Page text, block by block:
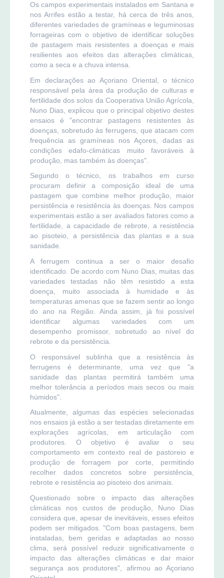
Os campos experimentais instalados em Santana e
nos Arrifes estão a testar, há cerca de três anos,
diferentes variedades de gramíneas e leguminosas
forrageiras com o objetivo de identificar soluções
de pastagem mais resistentes a doenças e mais
resilientes aos efeitos das alterações climáticas,
como a seca e a chuva intensa.
Em declarações ao Açoriano Oriental, o técnico
responsável pela área da produção de culturas e
fertilidade dos solos da Cooperativa União Agrícola,
Nuno Dias, explicou que o principal objetivo destes
ensaios é "encontrar pastagens resistentes às
doenças, sobretudo às ferrugens, que atacam com
frequência as gramíneas nos Açores, dadas as
condições edafo-climáticas muito favoráveis à
produção, mas também às doenças".
Segundo o técnico, os trabalhos em curso
procuram definir a composição ideal de uma
pastagem que combine melhor produção, maior
persistência e resistência às doenças. Nos campos
experimentais estão a ser avaliados fatores como a
fertilidade, a capacidade de rebrote, a resistência
ao pisoteio, a persistência das plantas e a sua
sanidade.
A ferrugem continua a ser o maior desafio
identificado. De acordo com Nuno Dias, muitas das
variedades testadas não têm resistido a esta
doença, muito associada à humidade e às
temperaturas amenas que se fazem sentir ao longo
do ano na Região. Ainda assim, já foi possível
identificar algumas variedades com um
desempenho promissor, sobretudo ao nível do
rebrote e da persistência.
O responsável sublinha que a resistência às
ferrugens é determinante, uma vez que "a
sanidade das plantas permitirá também uma
melhor tolerância a períodos mais secos ou mais
húmidos".
Atualmente, algumas das espécies selecionadas
nos ensaios já estão a ser testadas diretamente em
explorações agrícolas, em articulação com
produtores. O objetivo é avaliar o seu
comportamento em contexto real de pastoreio e
produção de forragem por corte, permitindo
recolher dados concretos sobre persistência,
rebrote e resistência ao pisoteio dos animais.
Questionado sobre o impacto das alterações
climáticas nos custos de produção, Nuno Dias
considera que, apesar de inevitáveis, esses efeitos
podem ser mitigados. "Com boas pastagens, bem
instaladas, bem geridas e adaptadas ao nosso
clima, será possível reduzir significativamente o
impacto das alterações climáticas e dar maior
segurança aos produtores", afirmou ao Açoriano